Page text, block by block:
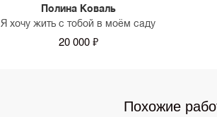
Полина Коваль
Я хочу жить с тобой в моём саду
20 000 ₽
Похожие